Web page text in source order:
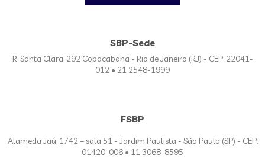
SBP-Sede
R. Santa Clara, 292 Copacabana - Rio de Janeiro (RJ) - CEP: 22041-
012 • 21 2548-1999
FSBP
Alameda Jaú, 1742 – sala 51 - Jardim Paulista - São Paulo (SP) - CEP:
01420-006 • 11 3068-8595